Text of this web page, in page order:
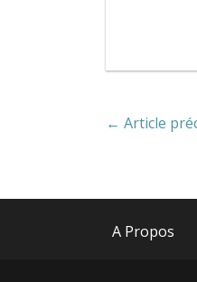
← Article
A Propos